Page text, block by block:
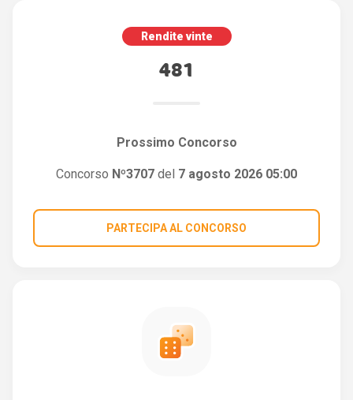
Rendite vinte
481
Prossimo Concorso
Concorso Nº3707 del 7 agosto 2026 05:00
PARTECIPA AL CONCORSO